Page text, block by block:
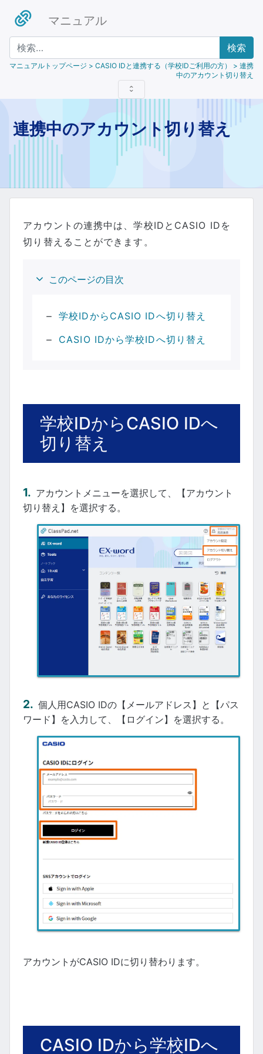
マニュアル
検索
マニュアルトップページ > CASIO IDと連携する（学校IDご利用の方） > 連携
中のアカウント切り替え
連携中のアカウント切り替え
アカウントの連携中は、学校IDとCASIO IDを
切り替えることができます。
このページの目次
学校IDからCASIO IDへ切り替え
CASIO IDから学校IDへ切り替え
学校IDからCASIO IDへ
切り替え
アカウントメニューを選択して、【アカウント
切り替え】を選択する。
個人用CASIO IDの【メールアドレス】と【パス
ワード】を入力して、【ログイン】を選択する。
アカウントがCASIO IDに切り替わります。
CASIO IDから学校IDへ